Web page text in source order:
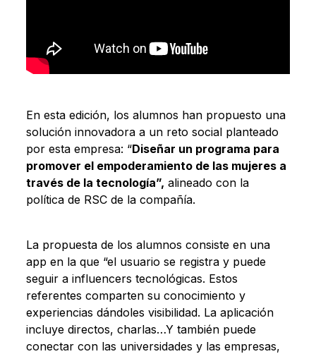
En esta edición, los alumnos han propuesto una
solución innovadora a un reto social planteado
por esta empresa: “Diseñar un programa para
promover el empoderamiento de las mujeres a
través de la tecnología”, alineado con la
política de RSC de la compañía.
La propuesta de los alumnos consiste en una
app en la que “el usuario se registra y puede
seguir a influencers tecnológicas. Estos
referentes comparten su conocimiento y
experiencias dándoles visibilidad. La aplicación
incluye directos, charlas…Y también puede
conectar con las universidades y las empresas,